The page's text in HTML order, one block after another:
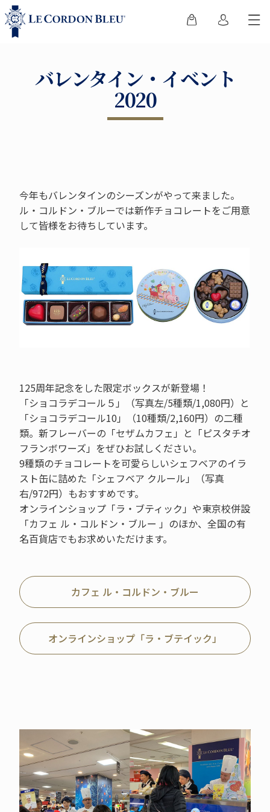
バレンタイン・イベント
2020
今年もバレンタインのシーズンがやって来ました。
ル・コルドン・ブルーでは新作チョコレートをご用意
して皆様をお待ちしています。
125周年記念をした限定ボックスが新登場！
「ショコラデコール５」（写真左/5種類/1,080円）と
「ショコラデコール10」（10種類/2,160円）の二種
類。新フレーバーの「セザムカフェ」と「ピスタチオ
フランボワーズ」をぜひお試しください。
9種類のチョコレートを可愛らしいシェフベアのイラ
スト缶に詰めた「シェフベア クルール」（写真
右/972円）もおすすめです。
オンラインショップ「ラ・ブティック」や東京校併設
「カフェ ル・コルドン・ブルー 」のほか、全国の有
名百貨店でもお求めいただけます。
カフェ ル・コルドン・ブルー
オンラインショップ「ラ・ブテイック」